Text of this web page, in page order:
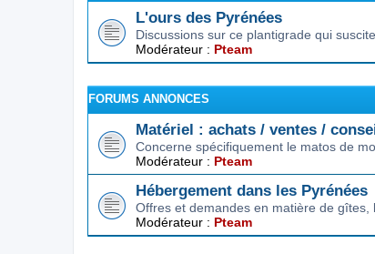
L'ours des Pyrénées
Discussions sur ce plantigrade qui
Modérateur : Pteam
FORUMS ANNONCES
Matériel : achats / ventes /
Concerne spécifiquement le matos de
Modérateur : Pteam
Hébergement dans les Pyrénées
Offres et demandes en matière de
Modérateur : Pteam